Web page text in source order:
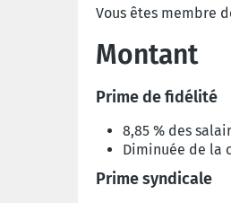
Vous êtes membre
Montant
Prime de fidélité
8,85 % des
Diminuée de la
Prime syndicale